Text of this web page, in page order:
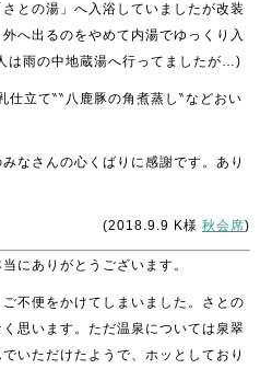
との湯」へ入浴していましたが改装
外へ出るのをやめて内湯でゆっくり入
は雨の中地蔵湯へ行ってましたが…)
仕立て‶‶八鹿豚の角煮蒸し‶などおい
なさんの心くばりに感謝です。あり
(2018.9.9 K様 秋会席)
にありがとうございます。
不便をかけてしまいました。さとの
思います。ただ温泉については泉翠
いただけたようで、ホッとしており